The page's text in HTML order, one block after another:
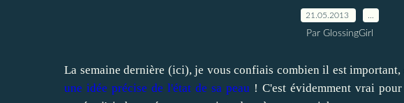
21.05.2013
Par GlossingGirl
La semaine dernière (ici), je vous confiais combien il est
une idée précise de l'état de sa peau ! C'est évidemment vrai